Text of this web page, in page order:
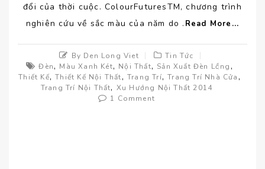
đổi của thời cuộc. ColourFuturesTM, chương trình
nghiên cứu về sắc màu của năm do . Read More...
By Den Long Viet
Tin Tức
Đèn, Màu Xanh Két, Nội Thất, Sản Xuất Đèn Lồng ,
Thiết Kế,Thiết Kế Nội Thất, Trang Trí,Trang Trí Nhà Cửa ,
Trang Trí Nội Thất, Xu Hướng Nội Thất 2014
1 Comment